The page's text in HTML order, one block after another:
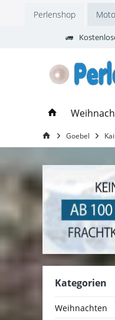
Perlenshop
Goebel
Kategorien
Weihnachten